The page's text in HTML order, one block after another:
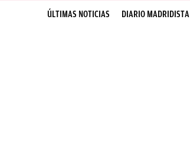
ÚLTIMAS NOTICIAS DIARIO MADRIDISTA